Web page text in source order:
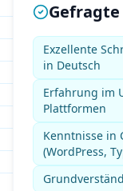
Exzellente
in Deutsch
Erfahrung im
Plattformen
Kenntnisse in
(WordPress,